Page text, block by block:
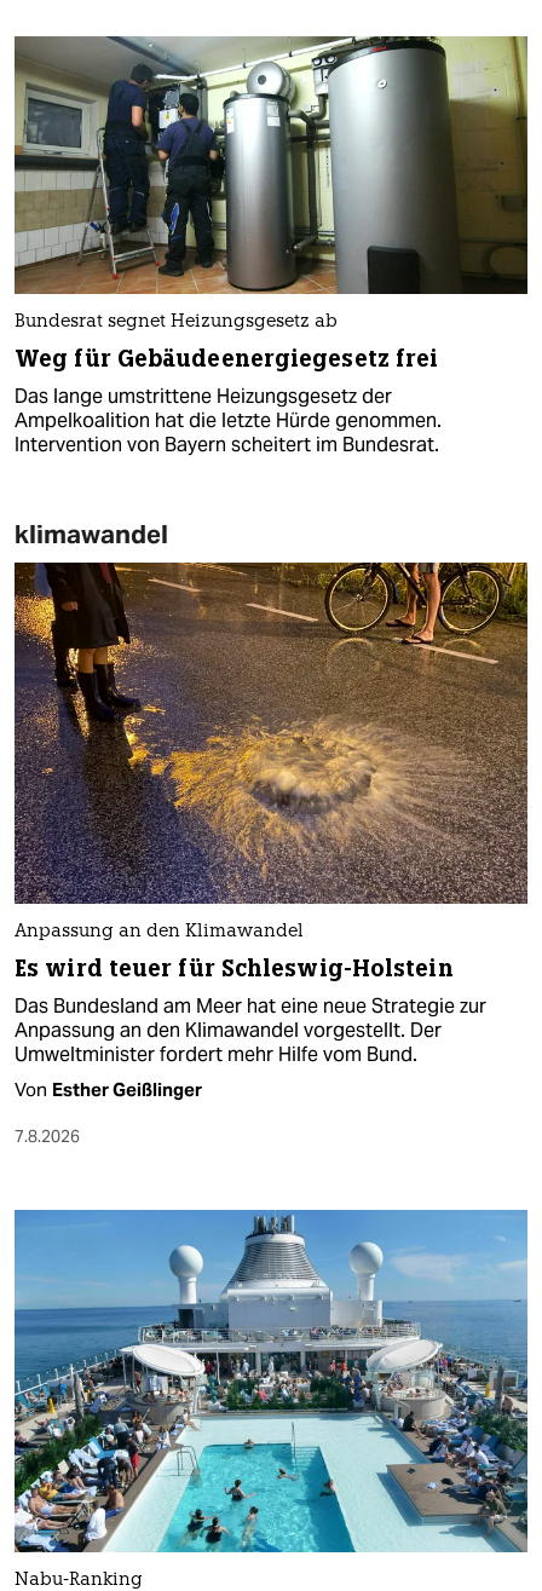
Bundesrat segnet Heizungsgesetz ab
Weg für Gebäudeenergiegesetz frei
Das lange umstrittene Heizungsgesetz der
Ampelkoalition hat die letzte Hürde genommen.
Intervention von Bayern scheitert im Bundesrat.
klimawandel
Anpassung an den Klimawandel
Es wird teuer für Schleswig-Holstein
Das Bundesland am Meer hat eine neue Strategie zur
Anpassung an den Klimawandel vorgestellt. Der
Umweltminister fordert mehr Hilfe vom Bund.
Von Esther Geißlinger
7.8.2026
Nabu-Ranking